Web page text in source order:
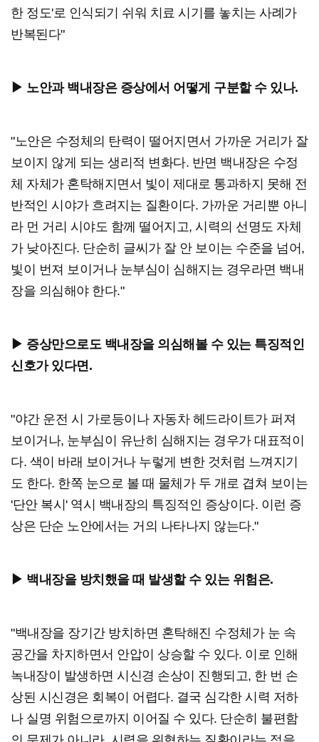
한 정도'로 인식되기 쉬워 치료 시기를 놓치는 사례가
반복된다"
▶ 노안과 백내장은 증상에서 어떻게 구분할 수 있나.
"노안은 수정체의 탄력이 떨어지면서 가까운 거리가 잘
보이지 않게 되는 생리적 변화다. 반면 백내장은 수정
체 자체가 혼탁해지면서 빛이 제대로 통과하지 못해 전
반적인 시야가 흐려지는 질환이다. 가까운 거리뿐 아니
라 먼 거리 시야도 함께 떨어지고, 시력의 선명도 자체
가 낮아진다. 단순히 글씨가 잘 안 보이는 수준을 넘어,
빛이 번져 보이거나 눈부심이 심해지는 경우라면 백내
장을 의심해야 한다."
▶ 증상만으로도 백내장을 의심해볼 수 있는 특징적인
신호가 있다면.
"야간 운전 시 가로등이나 자동차 헤드라이트가 퍼져
보이거나, 눈부심이 유난히 심해지는 경우가 대표적이
다. 색이 바래 보이거나 누렇게 변한 것처럼 느껴지기
도 한다. 한쪽 눈으로 볼 때 물체가 두 개로 겹쳐 보이는
'단안 복시' 역시 백내장의 특징적인 증상이다. 이런 증
상은 단순 노안에서는 거의 나타나지 않는다."
▶ 백내장을 방치했을 때 발생할 수 있는 위험은.
"백내장을 장기간 방치하면 혼탁해진 수정체가 눈 속
공간을 차지하면서 안압이 상승할 수 있다. 이로 인해
녹내장이 발생하면 시신경 손상이 진행되고, 한 번 손
상된 시신경은 회복이 어렵다. 결국 심각한 시력 저하
나 실명 위험으로까지 이어질 수 있다. 단순히 불편함